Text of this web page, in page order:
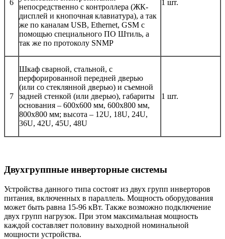
6
непосредственно с контроллера (ЖК-
дисплей и кнопочная клавиатура), а так
же по каналам USB, Ethernet, GSM с
помощью специального ПО Штиль, а
так же по протоколу SNMP
1 шт.
7
Шкаф сварной, стальной, с
перфорированной передней дверью
(или со стеклянной дверью) и съемной
задней стенкой (или дверью), габариты
основания – 600х600 мм, 600х800 мм,
800х800 мм; высота – 12U, 18U, 24U,
36U, 42U, 45U, 48U
1 шт.
Двухгруппные инверторные системы
Устройства данного типа состоят из двух групп инверторов
питания, включенных в параллель. Мощность оборудования
может быть равна 15-96 кВт. Также возможно подключение
двух групп нагрузок. При этом максимальная мощность
каждой составляет половину выходной номинальной
мощности устройства.